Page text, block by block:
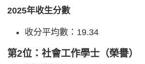
2025年收生分數
收分平均數：19.34
第2位：社會工作學士（榮譽）